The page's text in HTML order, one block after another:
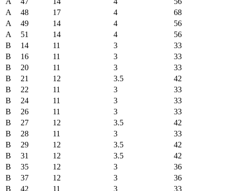
A
48 17 4
68
A
49 14 4
56
A
51 14 4
56
B
14 11 3
33
B
16 11 3
33
B
20 11 3
33
B
21 12 3.5
42
B
22 11 3
33
B
24 11 3
33
B
26 11 3
33
B
27 12 3.5
42
B
28 11 3
33
B
29 12 3.5
42
B
31 12 3.5
42
B
35 12 3
36
B
37 12 3
36
B
42 11 3
33